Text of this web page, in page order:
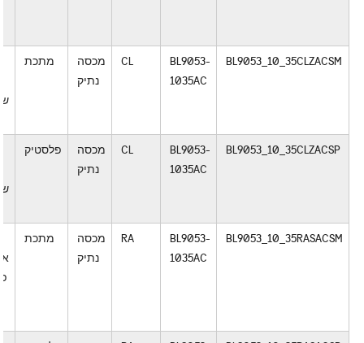
BL9053_10_35CLZACSM
BL9053-
1035AC
CL
מכסה
נתיק
מתכת
BL9053_10_35CLZACSP
BL9053-
1035AC
CL
מכסה
נתיק
פלסטיק
BL9053_10_35RASACSM
BL9053-
1035AC
RA
מכסה
נתיק
מתכת